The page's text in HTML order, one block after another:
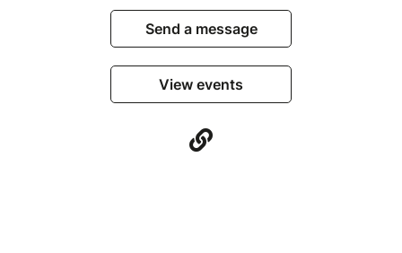
Send a message
View events